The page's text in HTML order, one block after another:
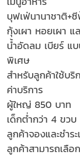
บุฟเฟ่นานาชาติ+
กุ้งเผา หอยเผา
น้ำอัดลม เบียร์ แ
พิเศษ
สำหรับลูกค้าใช้บ
ค่าบริการ
ผู้ใหญ่ 850 บาท
เด็กต่ำกว่า 4 ขว
ลูกค้าจองและชำร
ลูกค้าสามารถเลือ